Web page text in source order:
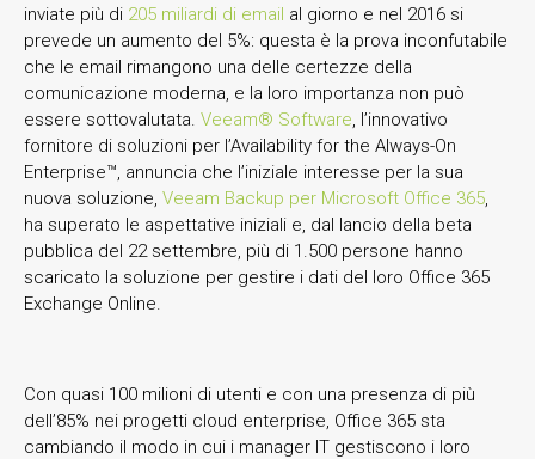
inviate più di 205 miliardi di email al giorno e nel 2016 si
prevede un aumento del 5%: questa è la prova inconfutabile
che le email rimangono una delle certezze della
comunicazione moderna, e la loro importanza non può
essere sottovalutata. Veeam® Software, l’innovativo
fornitore di soluzioni per l’Availability for the Always-On
Enterprise™, annuncia che l’iniziale interesse per la sua
nuova soluzione, Veeam Backup per Microsoft Office 365,
ha superato le aspettative iniziali e, dal lancio della beta
pubblica del 22 settembre, più di 1.500 persone hanno
scaricato la soluzione per gestire i dati del loro Office 365
Exchange Online.
Con quasi 100 milioni di utenti e con una presenza di più
dell’85% nei progetti cloud enterprise, Office 365 sta
cambiando il modo in cui i manager IT gestiscono i loro